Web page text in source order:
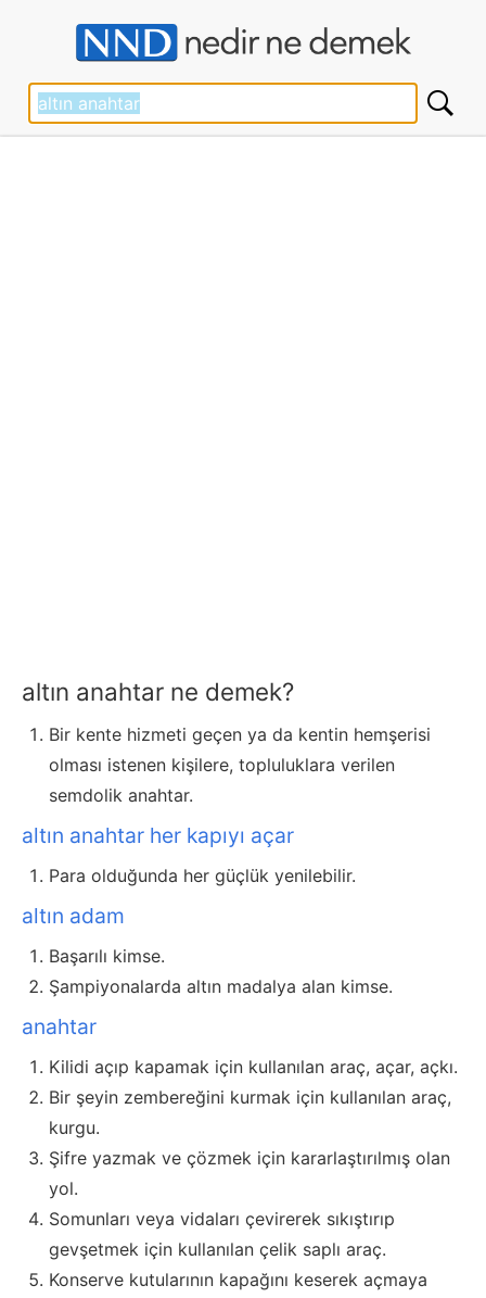
altın anahtar ne demek?
Bir kente hizmeti geçen ya da kentin hemşerisi
olması istenen kişilere, topluluklara verilen
semdolik anahtar.
altın anahtar her kapıyı açar
Para olduğunda her güçlük yenilebilir.
altın adam
Başarılı kimse.
Şampiyonalarda altın madalya alan kimse.
anahtar
Kilidi açıp kapamak için kullanılan araç, açar, açkı.
Bir şeyin zembereğini kurmak için kullanılan araç,
kurgu.
Şifre yazmak ve çözmek için kararlaştırılmış olan
yol.
Somunları veya vidaları çevirerek sıkıştırıp
gevşetmek için kullanılan çelik saplı araç.
Konserve kutularının kapağını keserek açmaya